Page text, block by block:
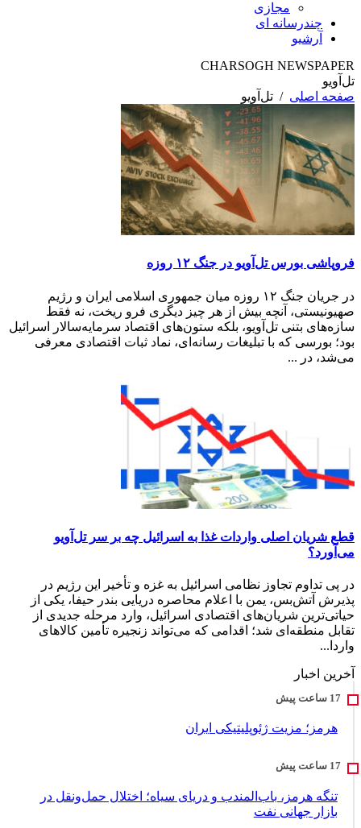
مجازی
چندرسانه ای
آرشیو
CHARSOGH NEWSPAPER
تل‌آویو
صفحه اصلی / تل‌آویو
فروپاشی بورس تل‌آویو در جنگ ۱۲ روزه
در جریان جنگ ۱۲ روزه میان جمهوری اسلامی ایران و رژیم
صهیونیستی، آنچه بیش از هر چیز دیگری فرو ریخت، نه فقط
سازه‌های بتنی تل‌آویو، بلکه ستون‌های اقتصاد سرمایه‌سالار اسرائیل
بود؛ بورسی که با تبلیغات رسانه‌ای، نماد ثبات اقتصادی معرفی
می‌شد، در ...
قطع شریان اصلی واردات غذا به اسرائیل چه بر سر تل‌آویو
می‌آورد؟
در پی تداوم تجاوز نظامی اسرائیل به غزه و تأخیر این رژیم در
پذیرش آتش‌بس، یمن با اعلام محاصره دریایی بندر حیفا، یکی از
حیاتی‌ترین شریان‌های اقتصادی اسرائیل، وارد مرحله جدیدی از
تقابل منطقه‌ای شد؛ اقدامی که می‌تواند زنجیره تأمین کالاهای
واردا...
آخرین اخبار
هرمز؛ مزیت ژئوپلیتیکی ایران
تنگه هرمز، باب‌المندب و دریای سیاه؛ اختلال حمل‌ونقل در
بازار جهانی نفت